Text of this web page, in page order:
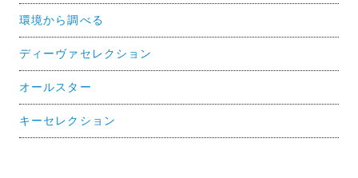
環境から調べる
ディーヴァセレクション
オールスター
キーセレクション